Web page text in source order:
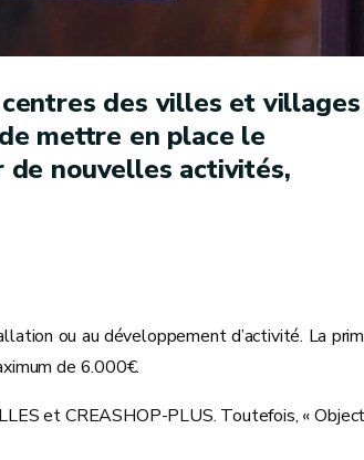
des villes et villages
mettre en place le
de nouvelles activités,
ou au développement d’activité. La
de 6.000€.
et CREASHOP-PLUS. Toutefois, «